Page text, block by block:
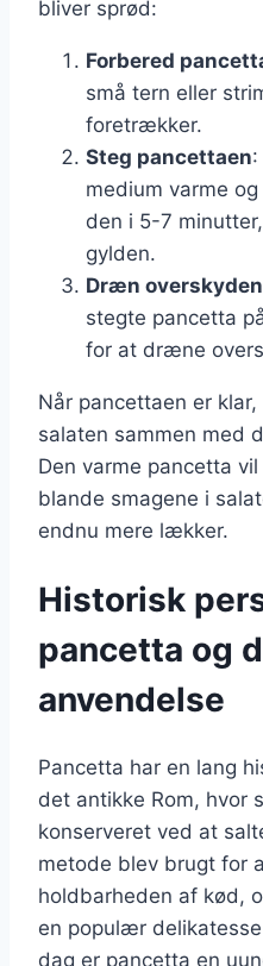
bliver sprød:
Forbered
små tern eller
foretrækker.
Steg pancettaen
medium varme
den i 5-7
gylden.
Dræn
stegte pancetta
for at dræne
Når pancettaen er
salaten sammen med
Den varme pancetta
blande smagene i
endnu mere lækker.
Historisk
pancetta og
anvendelse
Pancetta har en lang
det antikke Rom, hvor
konserveret ved at
metode blev brugt for
holdbarheden af kød,
en populær
dag er pancetta en